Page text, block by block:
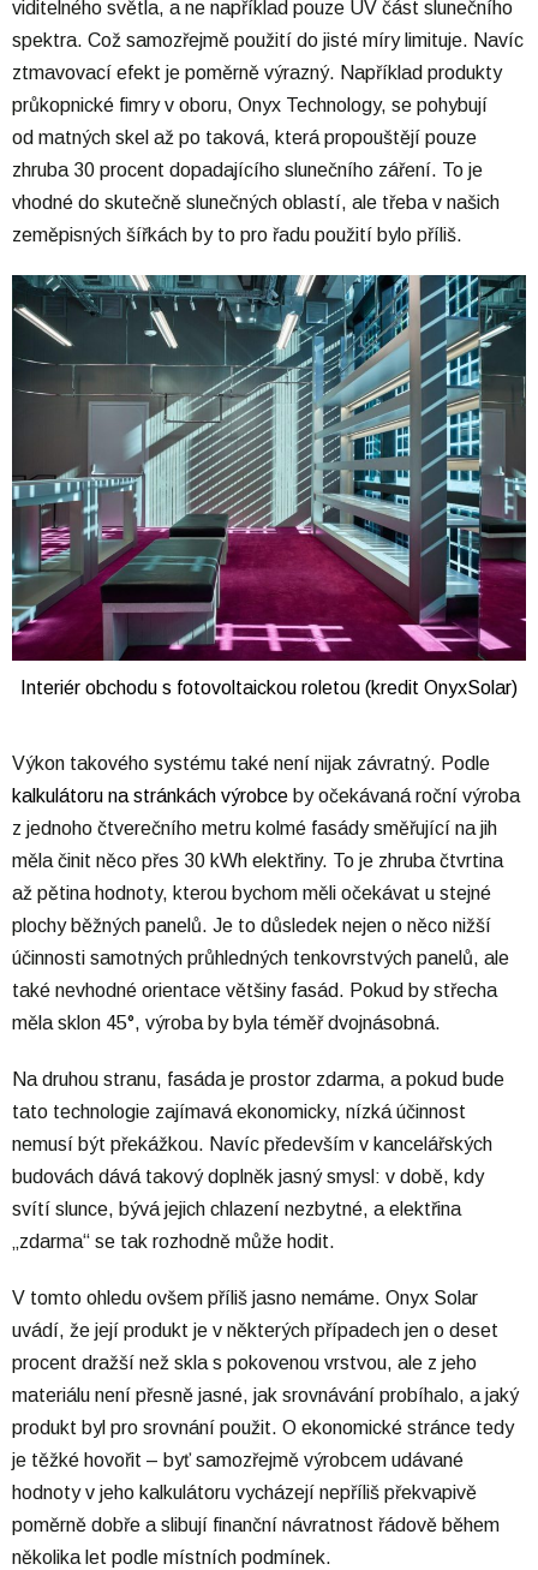
viditelného světla, a ne například pouze UV část slunečního
spektra. Což samozřejmě použití do jisté míry limituje. Navíc
ztmavovací efekt je poměrně výrazný. Například produkty
průkopnické fimry v oboru, Onyx Technology, se pohybují
od matných skel až po taková, která propouštějí pouze
zhruba 30 procent dopadajícího slunečního záření. To je
vhodné do skutečně slunečných oblastí, ale třeba v našich
zeměpisných šířkách by to pro řadu použití bylo příliš.
Interiér obchodu s fotovoltaickou roletou (kredit OnyxSolar)
Výkon takového systému také není nijak závratný. Podle
kalkulátoru na stránkách výrobce by očekávaná roční výroba
z jednoho čtverečního metru kolmé fasády směřující na jih
měla činit něco přes 30 kWh elektřiny. To je zhruba čtvrtina
až pětina hodnoty, kterou bychom měli očekávat u stejné
plochy běžných panelů. Je to důsledek nejen o něco nižší
účinnosti samotných průhledných tenkovrstvých panelů, ale
také nevhodné orientace většiny fasád. Pokud by střecha
měla sklon 45°, výroba by byla téměř dvojnásobná.
Na druhou stranu, fasáda je prostor zdarma, a pokud bude
tato technologie zajímavá ekonomicky, nízká účinnost
nemusí být překážkou. Navíc především v kancelářských
budovách dává takový doplněk jasný smysl: v době, kdy
svítí slunce, bývá jejich chlazení nezbytné, a elektřina
„zdarma“ se tak rozhodně může hodit.
V tomto ohledu ovšem příliš jasno nemáme. Onyx Solar
uvádí, že její produkt je v některých případech jen o deset
procent dražší než skla s pokovenou vrstvou, ale z jeho
materiálu není přesně jasné, jak srovnávání probíhalo, a jaký
produkt byl pro srovnání použit. O ekonomické stránce tedy
je těžké hovořit – byť samozřejmě výrobcem udávané
hodnoty v jeho kalkulátoru vycházejí nepříliš překvapivě
poměrně dobře a slibují finanční návratnost řádově během
několika let podle místních podmínek.